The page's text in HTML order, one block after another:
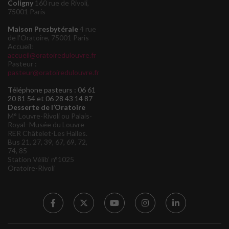
Coligny 160 rue de Rivoli,
75001 Paris
Maison Presbytérale4 rue
de l'Oratoire, 75001 Paris
Accueil:
accueil@oratoiredulouvre.fr
Pasteur :
pasteur@oratoiredulouvre.fr
Téléphone pasteurs : 06 61
20 81 54 et 06 28 43 14 87
Desserte de l’Oratoire
M° Louvre-Rivoli ou Palais-
Royal–Musée du Louvre
RER Châtelet-Les Halles.
Bus 21, 27, 39, 67, 69, 72,
74, 85
Station Vélib’ n°1025
Oratoire-Rivoli